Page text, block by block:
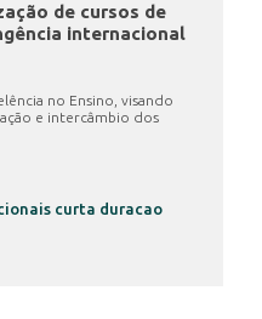
de cursos de
internacional
no Ensino, visando
e intercâmbio dos
curta duracao